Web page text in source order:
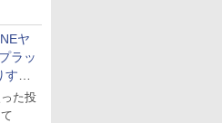
ヤ
ラッ
ま
要請
た投